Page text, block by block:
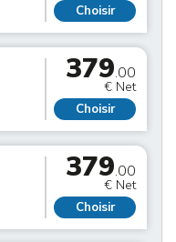
Choisir
379.00
€ Net
Choisir
379.00
€ Net
Choisir